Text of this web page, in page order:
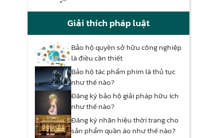
Giải thích pháp luật
Bảo hộ quyền sở hữu công nghiệp
là điều cần thiết
Bảo hộ tác phẩm phim là thủ tục
như thế nào?
Đăng ký bảo hộ giải pháp hữu ích
như thế nào?
Đăng ký nhãn hiệu thời trang cho
sản phẩm quần áo như thế nào?